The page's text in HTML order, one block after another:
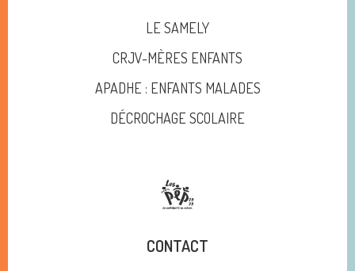
LE SAMELY
CRJV-MÈRES ENFANTS
APADHE : ENFANTS MALADES
DÉCROCHAGE SCOLAIRE
CONTACT